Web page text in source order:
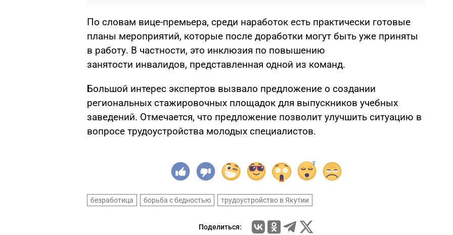
По словам вице-премьера, среди наработок есть практически готовые
планы мероприятий, которые после доработки могут быть уже приняты
в работу. В частности, это инклюзия по повышению
занятости инвалидов, представленная одной из команд.
Большой интерес экспертов вызвало предложение о создании
региональных стажировочных площадок для выпускников учебных
заведений. Отмечается, что предложение позволит улучшить ситуацию в
вопросе трудоустройства молодых специалистов.
безработица борьба с бедностью трудоустройство в Якутии
Поделиться: